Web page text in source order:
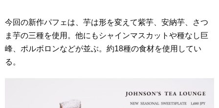
今回の新作パフェは、芋は形を変えて紫芋、安納芋、さつ
ま芋の三種を使用。他にもシャインマスカットや種なし巨
峰、ポルボロンなどが並ぶ。約18種の食材を使用してい
る。